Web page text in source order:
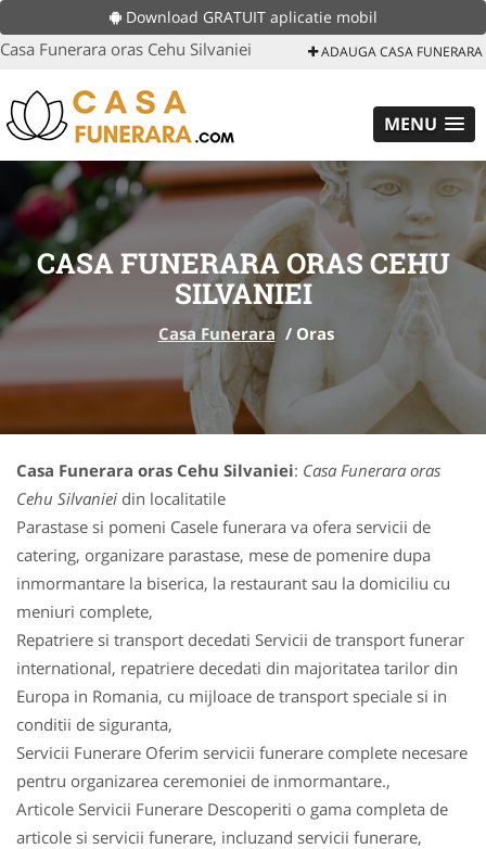
Download GRATUIT aplicatie mobil
Casa Funerara oras Cehu Silvaniei ADAUGA CASA FUNERARA
MENU
CASA FUNERARA ORAS CEHU
SILVANIEI
Casa Funerara / Oras
Casa Funerara oras Cehu Silvaniei: Casa Funerara oras
Cehu Silvaniei din localitatile
Parastase si pomeni Casele funerara va ofera servicii de
catering, organizare parastase, mese de pomenire dupa
inmormantare la biserica, la restaurant sau la domiciliu cu
meniuri complete,
Repatriere si transport decedati Servicii de transport funerar
international, repatriere decedati din majoritatea tarilor din
Europa in Romania, cu mijloace de transport speciale si in
conditii de siguranta,
Servicii Funerare Oferim servicii funerare complete necesare
pentru organizarea ceremoniei de inmormantare.,
Articole Servicii Funerare Descoperiti o gama completa de
articole si servicii funerare, incluzand servicii funerare,